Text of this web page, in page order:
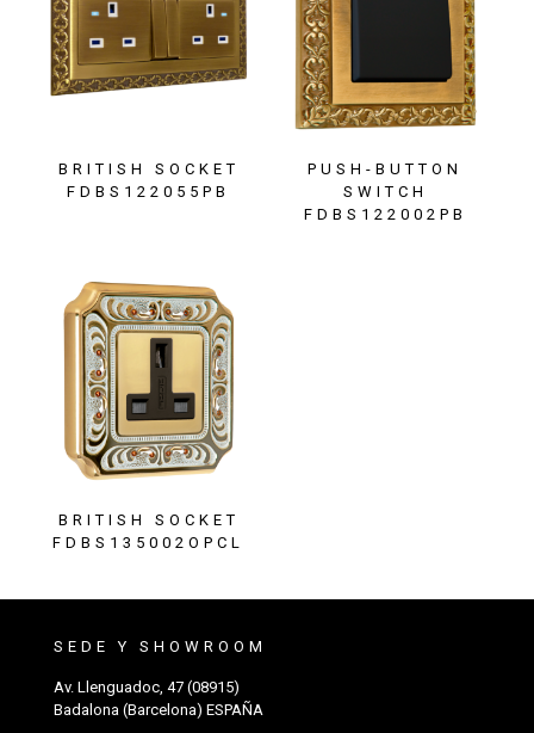
BRITISH SOCKET
FDBS122055PB
PUSH-BUTTON
SWITCH
FDBS122002PB
BRITISH SOCKET
FDBS135002OPCL
SEDE Y SHOWROOM
Av. Llenguadoc, 47 (08915)
Badalona (Barcelona) ESPAÑA